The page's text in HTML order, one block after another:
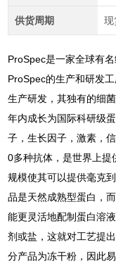
供货周期 现
ProSpec是一家全球有
ProSpec的生产和研发
生产研发，其独有的细
年内成长为国际科研级
子，生长因子，激素，
0多种抗体，是世界上提
规模使其可以提供毫克
品是天然成熟型蛋白，
能更灵活地配制蛋白溶
剂或盐，这就对工艺提
分产品为冻干粉，因此易